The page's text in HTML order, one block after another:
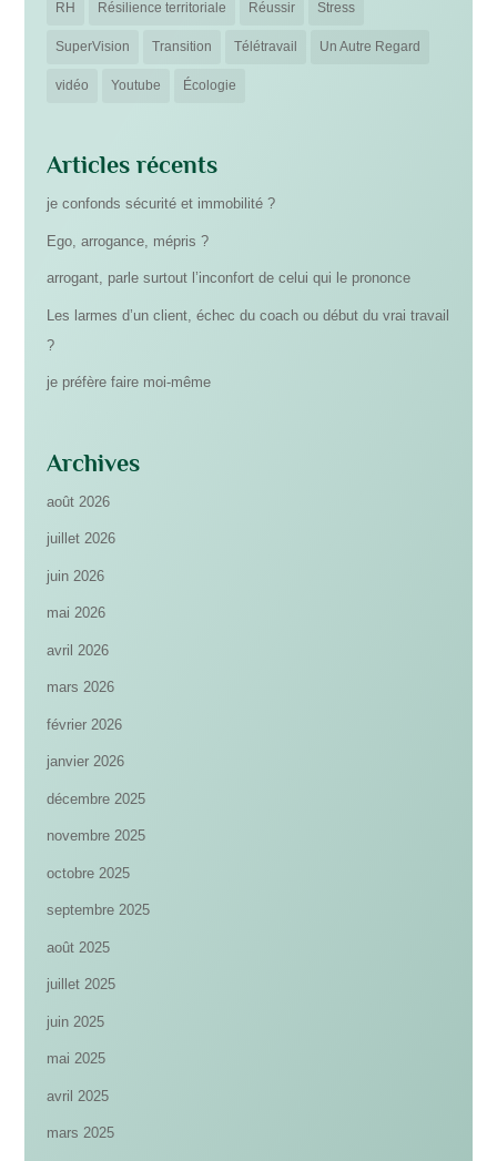
RH Résilience territoriale Réussir Stress
SuperVision Transition Télétravail Un Autre Regard
vidéo Youtube Écologie
Articles récents
je confonds sécurité et immobilité ?
Ego, arrogance, mépris ?
arrogant, parle surtout l’inconfort de celui qui le prononce
Les larmes d’un client, échec du coach ou début du vrai travail
?
je préfère faire moi-même
Archives
août 2026
juillet 2026
juin 2026
mai 2026
avril 2026
mars 2026
février 2026
janvier 2026
décembre 2025
novembre 2025
octobre 2025
septembre 2025
août 2025
juillet 2025
juin 2025
mai 2025
avril 2025
mars 2025